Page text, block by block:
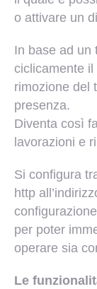
o attivare un
In base ad un
ciclicamente
rimozione del
presenza.
Diventa così
lavorazioni e
Si configura
http
per poter
operare sia
Le